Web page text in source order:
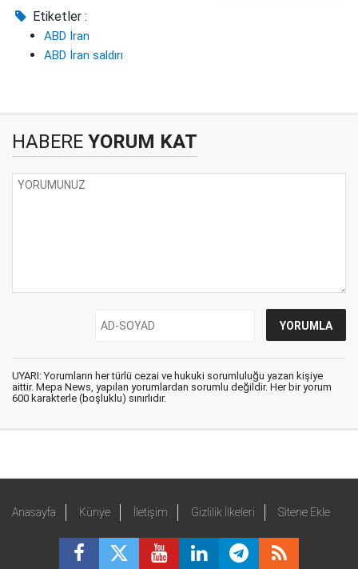
Etiketler :
ABD İran
ABD İran saldırı
HABERE YORUM KAT
UYARI: Yorumların her türlü cezai ve hukuki sorumluluğu yazan kişiye
aittir. Mepa News, yapılan yorumlardan sorumlu değildir. Her bir yorum
600 karakterle (boşluklu) sınırlıdır.
Anasayfa Künye İletişim Gizlilik İlkeleri Sitene Ekle